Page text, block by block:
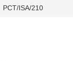
PCT/ISA/210